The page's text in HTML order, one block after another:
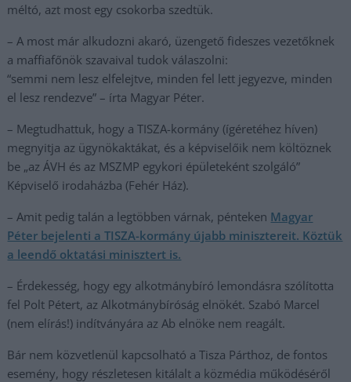
méltó, azt most egy csokorba szedtük.
– A most már alkudozni akaró, üzengető fideszes vezetőknek
a maffiafőnök szavaival tudok válaszolni:
“semmi nem lesz elfelejtve, minden fel lett jegyezve, minden
el lesz rendezve” – írta Magyar Péter.
– Megtudhattuk, hogy a TISZA-kormány (ígéretéhez híven)
megnyitja az ügynökaktákat, és a képviselőik nem költöznek
be „az ÁVH és az MSZMP egykori épületeként szolgáló”
Képviselő irodaházba (Fehér Ház).
– Amit pedig talán a legtöbben várnak, pénteken Magyar
Péter bejelenti a TISZA-kormány újabb minisztereit. Köztük
a leendő oktatási minisztert is.
– Érdekesség, hogy egy alkotmánybíró lemondásra szólította
fel Polt Pétert, az Alkotmánybíróság elnökét. Szabó Marcel
(nem elírás!) indítványára az Ab elnöke nem reagált.
Bár nem közvetlenül kapcsolható a Tisza Párthoz, de fontos
esemény, hogy részletesen kitálalt a közmédia működéséről